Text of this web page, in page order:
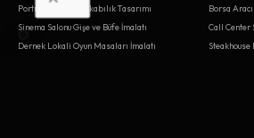
Portmanto ve Ayakkabılık Tasarımı
Sinema Salonu Gişe ve Büfe İmalatı
Dernek Lokali Oyun Masaları İmalatı
Borsa
Call Center